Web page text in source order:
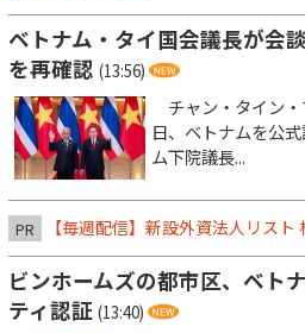
ベトナム・タイ国会議長が会
を再確認 (13:56)
チャン・タイン
日、ベトナムを公
ム下院議長...
PR 【毎週配信】新設外資法人リス
ビンホームズの都市区、ベト
ティ認証 (13:40)